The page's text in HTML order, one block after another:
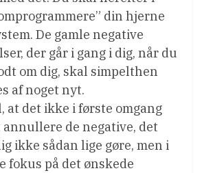
din hjerne
De gamle negative
der går i gang i dig, når du
om dig, skal simpelthen
af noget nyt.
det ikke i første omgang
de negative, det
ikke sådan lige gøre, men i
fokus på det ønskede